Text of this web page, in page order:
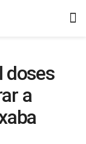
doses
a